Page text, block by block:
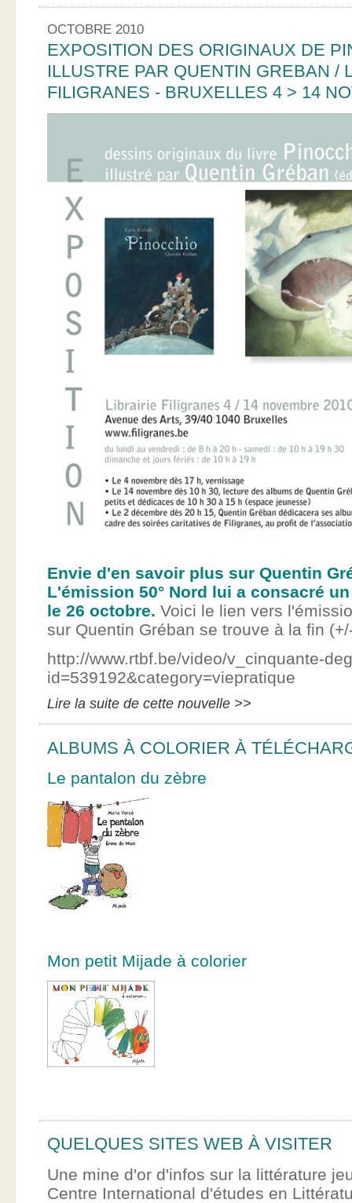
OCTOBRE 2010
EXPOSITION DES ORIGINAUX DE
ILLUSTRE PAR QUENTIN GREBAN /
FILIGRANES - BRUXELLES 4 > 14
Envie d'en savoir plus sur Quentin
L'émission 50° Nord lui a consacré
le 26 octobre. Voici le lien vers
sur Quentin Gréban se trouve à la fin
http://www.rtbf.be/video/v_cinquante-
id=539192&category=viepratique
Lire la suite de cette nouvelle >>
ALBUMS À COLORIER À
Le pantalon du zèbre
Mon petit Mijade à colorier
QUELQUES SITES WEB À VISITER
Une mine d'or d'infos sur la littérature
Centre International d'études en